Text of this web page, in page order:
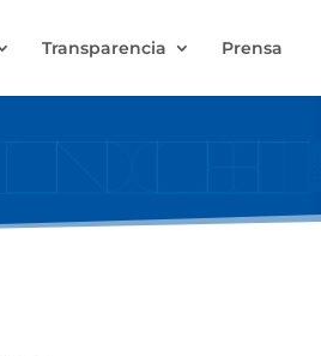
Transparencia Prensa